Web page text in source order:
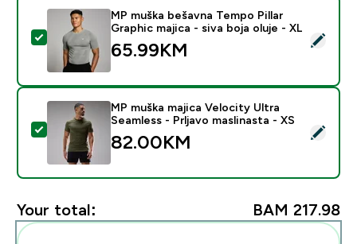
Select this product - MP muška bešavna Tempo
MP muška bešavna Tempo Pillar
Graphic majica - siva boja oluje - XL
65.99KM‎
Select this product - MP muška majica Velocity Ultra
MP muška majica Velocity Ultra
Seamless - Prljavo maslinasta - XS
82.00KM‎
Your total: BAM 217.98‎